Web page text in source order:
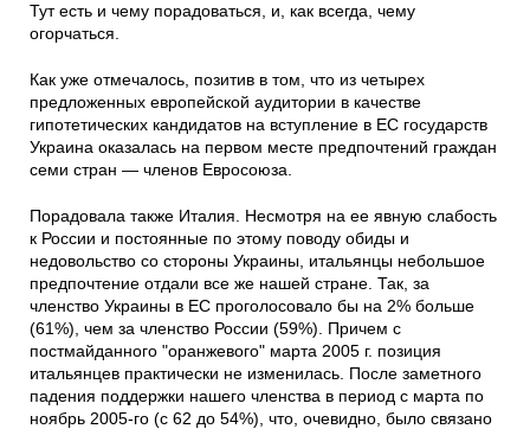
Тут есть и чему порадоваться, и, как всегда, чему
огорчаться.
Как уже отмечалось, позитив в том, что из четырех
предложенных европейской аудитории в качестве
гипотетических кандидатов на вступление в ЕС государств
Украина оказалась на первом месте предпочтений граждан
семи стран — членов Евросоюза.
Порадовала также Италия. Несмотря на ее явную слабость
к России и постоянные по этому поводу обиды и
недовольство со стороны Украины, итальянцы небольшое
предпочтение отдали все же нашей стране. Так, за
членство Украины в ЕС проголосовало бы на 2% больше
(61%), чем за членство России (59%). Причем с
постмайданного "оранжевого" марта 2005 г. позиция
итальянцев практически не изменилась. После заметного
падения поддержки нашего членства в период с марта по
ноябрь 2005-го (с 62 до 54%), что, очевидно, было связано